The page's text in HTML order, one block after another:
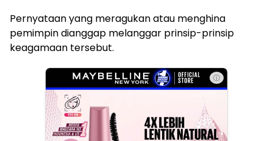
Pernyataan yang meragukan atau menghina
pemimpin dianggap melanggar prinsip-prinsip
keagamaan tersebut.
ⓘ